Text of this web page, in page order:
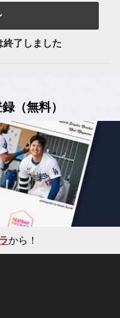
終了しました
（無料）
から！